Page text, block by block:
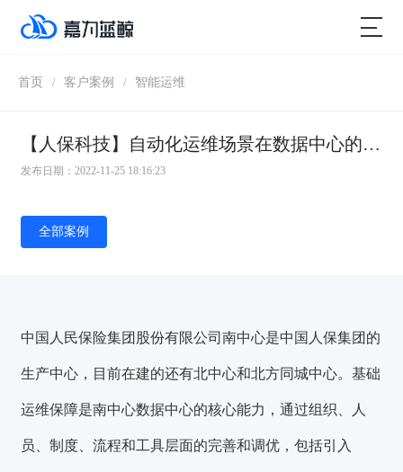
首页 / 客户案例 / 智能运维
【人保科技】自动化运维场景在数据中心的落地之网络策略自动化管理
发布日期：2022-11-25 18:16:23
全部案例
中国人民保险集团股份有限公司南中心是中国人保集团的
生产中心，目前在建的还有北中心和北方同城中心。基础
运维保障是南中心数据中心的核心能力，通过组织、人
员、制度、流程和工具层面的完善和调优，包括引入